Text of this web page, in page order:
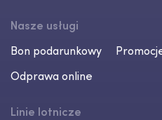
Nasze usługi
Bon podarunkowy
Odprawa online
Linie lotnicze